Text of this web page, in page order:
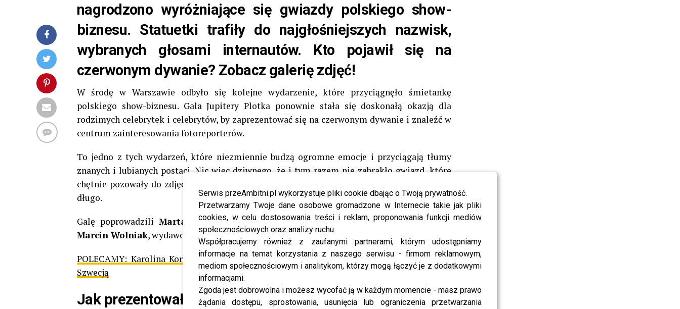
Serwis przeAmbitni.pl wykorzystuje pliki cookie dbając o Twoją prywatność.
Przetwarzamy Twoje dane osobowe gromadzone w Internecie takie jak pliki
cookies, w celu dostosowania treści i reklam, proponowania funkcji mediów
społecznościowych oraz analizy ruchu.
Współpracujemy również z zaufanymi partnerami, którym udostępniamy
informacje na temat korzystania z naszego serwisu - firmom reklamowym,
mediom społecznościowym i analitykom, którzy mogą łączyć je z dodatkowymi
informacjami.
Zgoda jest dobrowolna i możesz wycofać ją w każdym momencie - masz prawo
żądania dostępu, sprostowania, usunięcia lub ograniczenia przetwarzania
nagrodzono wyróżniające się gwiazdy polskiego show-
biznesu. Statuetki trafiły do najgłośniejszych nazwisk,
wybranych głosami internautów. Kto pojawił się na
czerwonym dywanie? Zobacz galerię zdjęć!
W środę w Warszawie odbyło się kolejne wydarzenie, które przyciągnęło śmietankę
polskiego show-biznesu. Gala Jupitery Plotka ponownie stała się doskonałą okazją dla
rodzimych celebrytek i celebrytów, by zaprezentować się na czerwonym dywanie i znaleźć w
centrum zainteresowania fotoreporterów.
To jedno z tych wydarzeń, które niezmiennie budzą ogromne emocje i przyciągają tłumy
znanych i lubianych postaci. Nic więc dziwnego, że i tym razem nie zabrakło gwiazd, które
chętnie pozowały do zdjęć, dbając o to, by ich stylizacje i obecność zostały zapamiętane na
długo.
Galę poprowadzili Marta Surnik, gospodyni programu„Pytanie na śniadanie”oraz
Marcin Wolniak, wydawca serwisu Plotek.pl.
POLECAMY: Karolina Korwin-Piotrowska komentuje porażkę Lewandowskiego i Polski ze
Szwecją
Jak prezentowały się na czerwonym dywanie?